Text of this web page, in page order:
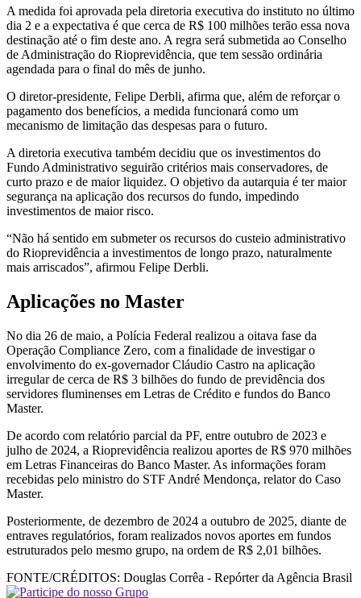
A medida foi aprovada pela diretoria executiva do instituto no último
dia 2 e a expectativa é que cerca de R$ 100 milhões terão essa nova
destinação até o fim deste ano. A regra será submetida ao Conselho
de Administração do Rioprevidência, que tem sessão ordinária
agendada para o final do mês de junho.
O diretor-presidente, Felipe Derbli, afirma que, além de reforçar o
pagamento dos benefícios, a medida funcionará como um
mecanismo de limitação das despesas para o futuro.
A diretoria executiva também decidiu que os investimentos do
Fundo Administrativo seguirão critérios mais conservadores, de
curto prazo e de maior liquidez. O objetivo da autarquia é ter maior
segurança na aplicação dos recursos do fundo, impedindo
investimentos de maior risco.
“Não há sentido em submeter os recursos do custeio administrativo
do Rioprevidência a investimentos de longo prazo, naturalmente
mais arriscados”, afirmou Felipe Derbli.
Aplicações no Master
No dia 26 de maio, a Polícia Federal realizou a oitava fase da
Operação Compliance Zero, com a finalidade de investigar o
envolvimento do ex-governador Cláudio Castro na aplicação
irregular de cerca de R$ 3 bilhões do fundo de previdência dos
servidores fluminenses em Letras de Crédito e fundos do Banco
Master.
De acordo com relatório parcial da PF, entre outubro de 2023 e
julho de 2024, a Rioprevidência realizou aportes de R$ 970 milhões
em Letras Financeiras do Banco Master. As informações foram
recebidas pelo ministro do STF André Mendonça, relator do Caso
Master.
Posteriormente, de dezembro de 2024 a outubro de 2025, diante de
entraves regulatórios, foram realizados novos aportes em fundos
estruturados pelo mesmo grupo, na ordem de R$ 2,01 bilhões.
FONTE/CRÉDITOS: Douglas Corrêa - Repórter da Agência Brasil